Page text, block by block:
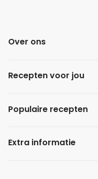
Over ons
Recepten voor jou
Populaire recepten
Extra informatie